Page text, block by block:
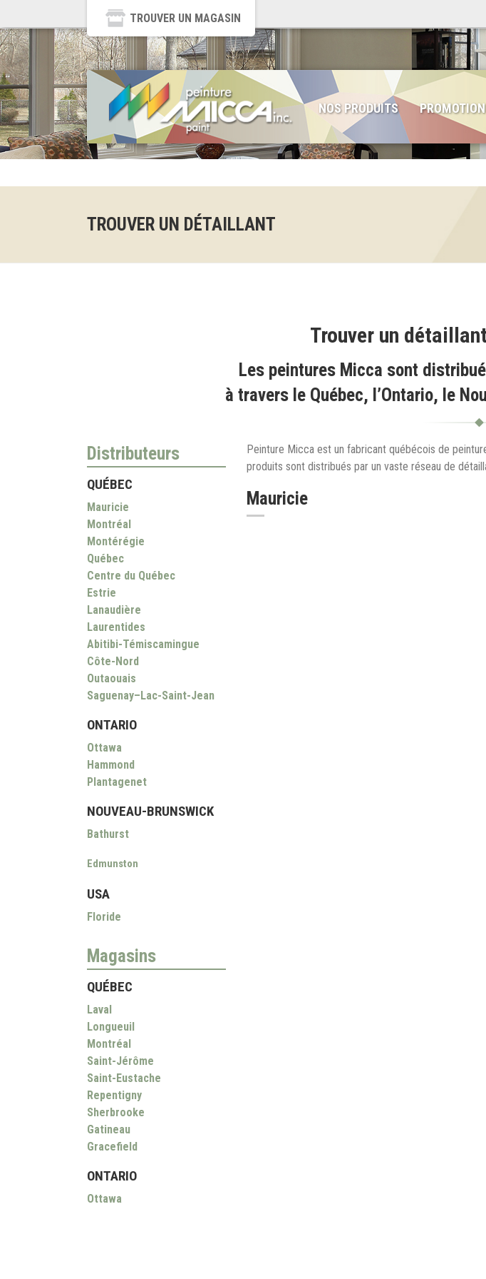
TROUVER UN MAGASIN
NOS PRODUITS PROMOTION
TROUVER UN DÉTAILLANT
Trouver un
Les peintures Micca sont
à travers le Québec, l’Ontario, le
Distributeurs
QUÉBEC
Mauricie
Montréal
Montérégie
Québec
Centre du Québec
Estrie
Lanaudière
Laurentides
Abitibi-Témiscamingue
Côte-Nord
Outaouais
Saguenay–Lac-Saint-Jean
ONTARIO
Ottawa
Hammond
Plantagenet
NOUVEAU-BRUNSWICK
Bathurst
Edmunston
USA
Floride
Magasins
QUÉBEC
Laval
Longueuil
Montréal
Saint-Jérôme
Saint-Eustache
Repentigny
Sherbrooke
Gatineau
Gracefield
ONTARIO
Ottawa
Peinture Micca est un fabricant québécois de
produits sont distribués par un vaste réseau de
Mauricie